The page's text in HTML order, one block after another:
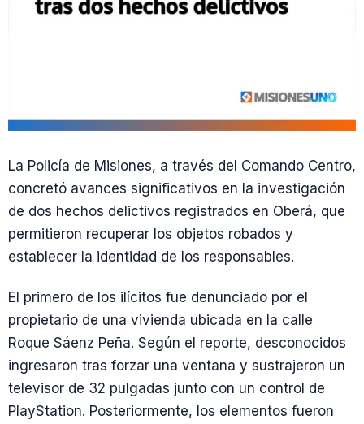
La Policía de Misiones, a través del Comando Centro,
concretó avances significativos en la investigación
de dos hechos delictivos registrados en Oberá, que
permitieron recuperar los objetos robados y
establecer la identidad de los responsables.
El primero de los ilícitos fue denunciado por el
propietario de una vivienda ubicada en la calle
Roque Sáenz Peña. Según el reporte, desconocidos
ingresaron tras forzar una ventana y sustrajeron un
televisor de 32 pulgadas junto con un control de
PlayStation. Posteriormente, los elementos fueron